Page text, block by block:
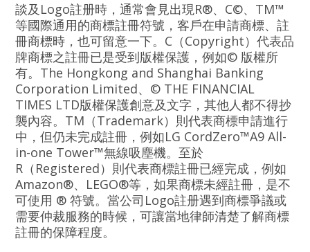
談及Logo註册時，通常會見出現R®、C©、TM™
等國際通用的商標註冊符號，客戶在申請商標、註
冊商標時，也可留意一下。C（Copyright）代表品
牌商標之註冊已是受到版權保護，例如© 版權所
有。The Hongkong and Shanghai Banking
Corporation Limited、© THE FINANCIAL
TIMES LTD版權保護創意及文字，其他人都不得抄
襲內容。TM（Trademark）則代表商標申請進行
中，但仍未完成註冊，例如LG CordZero™A9 All-
in-one Tower™無線吸塵機。至於
R（Registered）則代表商標註冊已經完成，例如
Amazon®、LEGO®等，如果商標未經註冊，是不
可使用 ® 符號。當公司Logo註册遇到商標爭議或
需要仲裁服務的時候，可讓當地律師清楚了解商標
註冊的保障程度。